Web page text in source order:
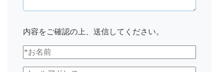
内容をご確認の上、送信してください。